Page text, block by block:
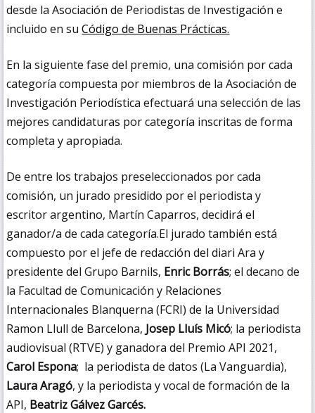
desde la Asociación de Periodistas de Investigación e
incluido en suCódigo de Buenas Prácticas.
En la siguiente fase del premio, una comisión por cada
categoría compuesta por miembros de la Asociación de
Investigación Periodística efectuará una selección de las
mejores candidaturas por categoría inscritas de forma
completa y apropiada.
De entre los trabajos preseleccionados por cada
comisión, un jurado presidido por el periodista y
escritor argentino, Martín Caparros, decidirá el
ganador/a de cada categoría.El jurado también está
compuesto por el jefe de redacción del diari Ara y
presidente del Grupo Barnils, Enric Borrás; el decano de
la Facultad de Comunicación y Relaciones
Internacionales Blanquerna (FCRI) de la Universidad
Ramon Llull de Barcelona, Josep Lluís Micó; la periodista
audiovisual (RTVE) y ganadora del Premio API 2021,
Carol Espona; la periodista de datos (La Vanguardia),
Laura Aragó, y la periodista y vocal de formación de la
API, Beatriz Gálvez Garcés.